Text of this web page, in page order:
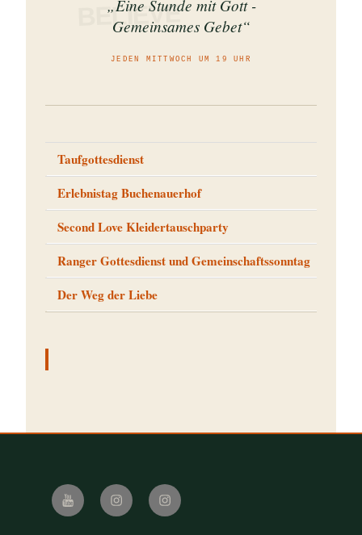
BELIEVE
„Eine Stunde mit Gott -
Gemeinsames Gebet“
JEDEN MITTWOCH UM 19 UHR
Taufgottesdienst
Erlebnistag Buchenauerhof
Second Love Kleidertauschparty
Ranger Gottesdienst und Gemeinschaftssonntag
Der Weg der Liebe
Youtube Instagram
iBelieve
Instagram
Royal